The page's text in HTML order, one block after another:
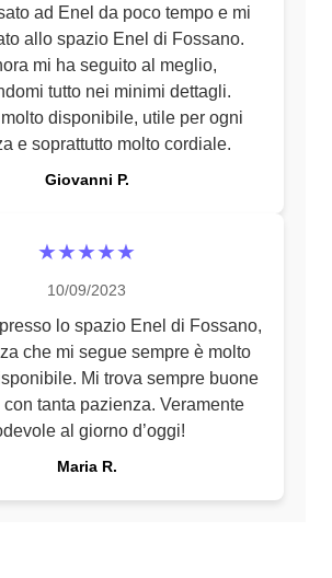
ad Enel da poco tempo e mi
allo spazio Enel di Fossano.
mi ha seguito al meglio,
tutto nei minimi dettagli.
disponibile, utile per ogni
e soprattutto molto cordiale.
Giovanni P.
★★★★★
10/09/2023
lo spazio Enel di Fossano,
che mi segue sempre è molto
Mi trova sempre buone
tanta pazienza. Veramente
al giorno d’oggi!
Maria R.